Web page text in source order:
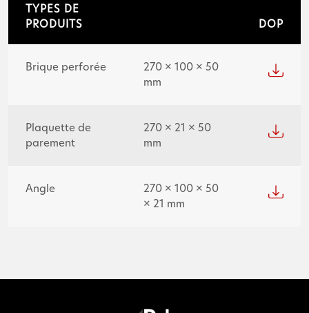
TYPES DE
PRODUITS
DOP
Brique perforée
270 × 100 × 50
mm
Plaquette de
parement
270 × 21 × 50
mm
Angle
270 × 100 × 50
× 21 mm